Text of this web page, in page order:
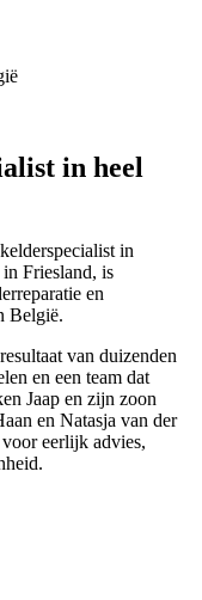
in heel
in
in Friesland, is
en
België.
van duizenden
en een team dat
Jaap en zijn zoon
en Natasja van der
eerlijk advies,